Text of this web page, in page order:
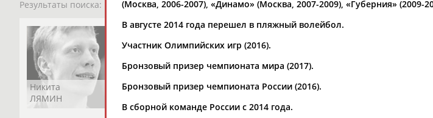
Результаты поиска: персона
Никита
ЛЯМИН
(Москва, 2006-2007), «Динамо» (Москва, 2007-2009), «Губерния» (2009-
В августе 2014 года перешел в пляжный волейбол.
Участник Олимпийских игр (2016).
Бронзовый призер чемпионата мира (2017).
Бронзовый призер чемпионата России (2016).
В сборной команде России с 2014 года.